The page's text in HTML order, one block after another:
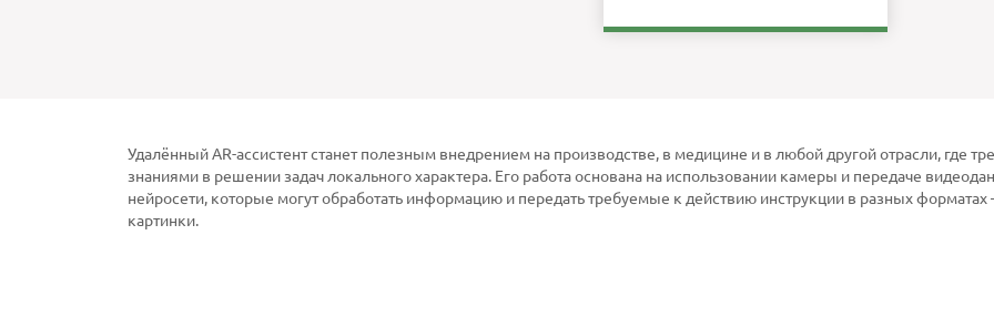
Удалённый AR-ассистент станет полезным внедрением на производстве, в медицине и в любой другой отрасли, где
знаниями в решении задач локального характера. Его работа основана на использовании камеры и передаче
нейросети, которые могут обработать информацию и передать требуемые к действию инструкции в разных форматах
картинки.